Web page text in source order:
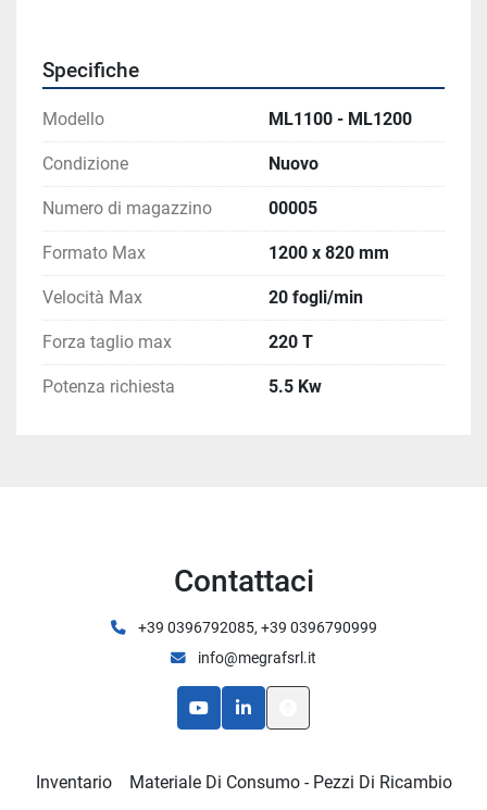
Specifiche
Modello ML1100 - ML1200
Condizione Nuovo
Numero di magazzino 00005
Formato Max 1200 x 820 mm
Velocità Max 20 fogli/min
Forza taglio max 220 T
Potenza richiesta 5.5 Kw
Contattaci
+39 0396792085, +39 0396790999
info@megrafsrl.it
youtubelinkedin
Inventario
Materiale Di Consumo - Pezzi Di Ricambio